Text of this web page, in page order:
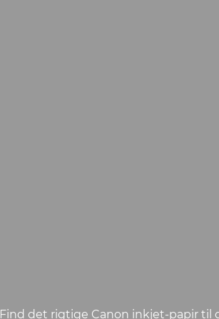
Find det rigtige Canon inkjet-papir til